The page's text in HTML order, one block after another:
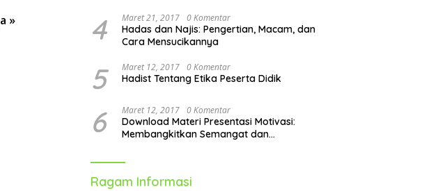
» 4 Maret 21, 2017 0 Komentar
Hadas dan Najis: Pengertian, Macam, dan
Cara Mensucikannya
5 Maret 12, 2017 0 Komentar
Hadist Tentang Etika Peserta Didik
6 Maret 12, 2017 0 Komentar
Download Materi Presentasi Motivasi:
Membangkitkan Semangat dan
Ragam Informasi